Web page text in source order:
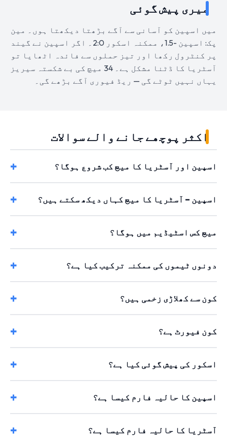
میری پیش گوئی
میں اسپین کو آسانی سے آگے بڑھتا دیکھتا ہوں۔ مین
پک: اسپین -1.5، ممکنہ اسکور 2:0۔ اگر اسپین نے گیند
پر کنٹرول رکھا اور تیز حملوں سے فائدہ اٹھایا تو
آسٹریا کا ڈٹنا مشکل ہے۔ 34 میچ کی بے شکستہ سیریز
یہاں نہیں ٹوٹے گی — ریڈ فیوری آگے بڑھے گی۔
اکثر پوچھے جانے والے سوالات
اسپین اور آسٹریا کا میچ کب شروع ہوگا؟
اسپین – آسٹریا کا میچ کہاں دیکھ سکتے ہیں؟
میچ کس اسٹیڈیم میں ہوگا؟
دونوں ٹیموں کی ممکنہ ترکیب کیا ہے؟
کون سے کھلاڑی زخمی ہیں؟
کون فیورٹ ہے؟
اسکور کی پیش گوئی کیا ہے؟
اسپین کا حالیہ فارم کیسا ہے؟
آسٹریا کا حالیہ فارم کیسا ہے؟